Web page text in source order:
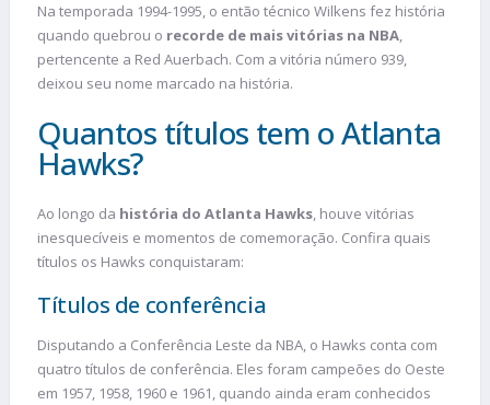
Na temporada 1994-1995, o então técnico Wilkens fez história
quando quebrou o recorde de mais vitórias na NBA,
pertencente a Red Auerbach. Com a vitória número 939,
deixou seu nome marcado na história.
Quantos títulos tem o Atlanta
Hawks?
Ao longo da história do Atlanta Hawks, houve vitórias
inesquecíveis e momentos de comemoração. Confira quais
títulos os Hawks conquistaram:
Títulos de conferência
Disputando a Conferência Leste da NBA, o Hawks conta com
quatro títulos de conferência. Eles foram campeões do Oeste
em 1957, 1958, 1960 e 1961, quando ainda eram conhecidos